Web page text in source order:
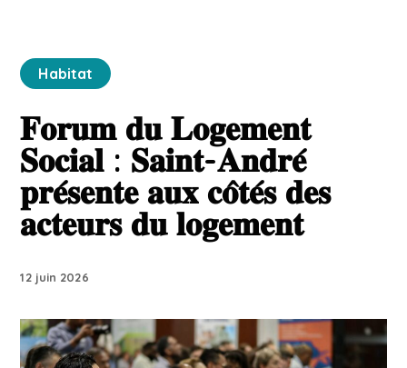
Habitat
𝐅𝐨𝐫𝐮𝐦 𝐝𝐮 𝐋𝐨𝐠𝐞𝐦𝐞𝐧𝐭
𝐒𝐨𝐜𝐢𝐚𝐥 : 𝐒𝐚𝐢𝐧𝐭-𝐀𝐧𝐝𝐫𝐞́
𝐩𝐫𝐞́𝐬𝐞𝐧𝐭𝐞 𝐚𝐮𝐱 𝐜𝐨̂𝐭𝐞́𝐬 𝐝𝐞𝐬
𝐚𝐜𝐭𝐞𝐮𝐫𝐬 𝐝𝐮 𝐥𝐨𝐠𝐞𝐦𝐞𝐧𝐭
12 juin 2026